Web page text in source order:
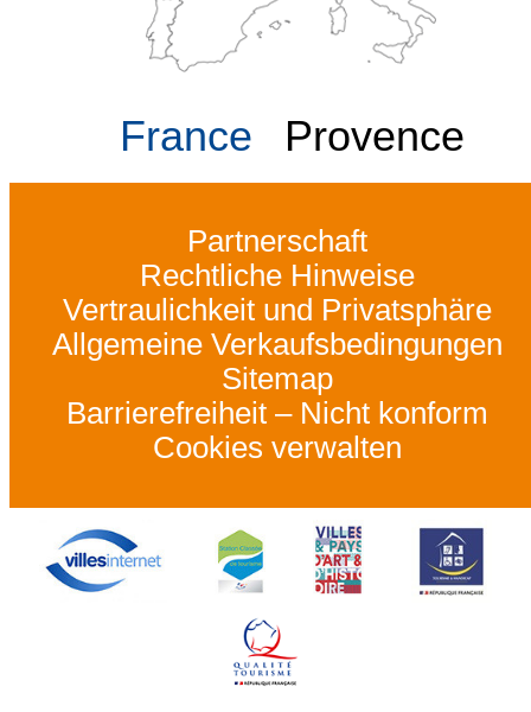
France Provence
Partnerschaft
Rechtliche Hinweise
Vertraulichkeit und Privatsphäre
Allgemeine Verkaufsbedingungen
Sitemap
Barrierefreiheit – Nicht konform
Cookies verwalten